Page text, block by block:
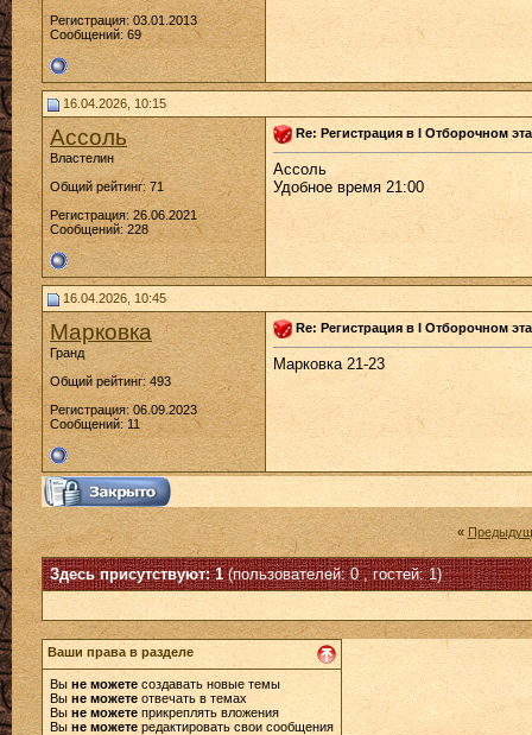
Регистрация: 03.01.2013
Сообщений: 69
16.04.2026, 10:15
Ассоль
Властелин
Общий рейтинг: 71
Регистрация: 26.06.2021
Сообщений: 228
Re: Регистрация в I Отборочном
Ассоль
Удобное время 21:00
16.04.2026, 10:45
Марковка
Гранд
Общий рейтинг: 493
Регистрация: 06.09.2023
Сообщений: 11
Re: Регистрация в I Отборочном
Марковка 21-23
«
Здесь присутствуют: 1(пользователей: 0 , гостей: 1)
Ваши права в разделе
Вы не можете создавать новые темы
Выне можете отвечать в темах
Выне можете прикреплять вложения
Вы не можетередактировать свои сообщения